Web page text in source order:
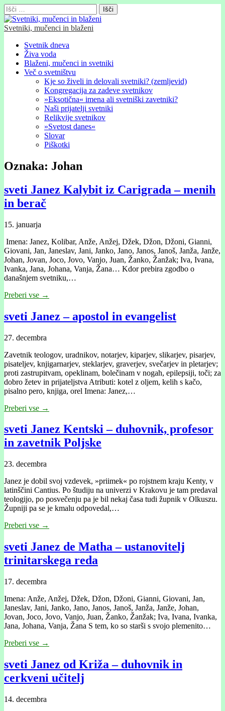
Išči:
Svetniki, mučenci in blaženi
Glavni
meni
Skip
content
Svetnik dneva
Živa voda
Blaženi, mučenci in svetniki
Več o svetništvu
Kje so živeli in delovali svetniki? (zemljevid)
Kongregacija za zadeve svetnikov
»Eksotična« imena ali svetniški zavetniki?
Naši prijatelji svetniki
Relikvije svetnikov
»Svetost danes«
Slovar
Piškotki
Oznaka: Johan
sveti Janez Kalybit iz Carigrada – menih
in berač
15. januarja
Imena: Janez, Kolibar, Anže, Anžej, Džek, Džon, Džoni, Gianni,
Giovani, Jan, Janeslav, Jani, Janko, Jano, Janos, Janoš, Janža, Janže,
Johan, Jovan, Joco, Jovo, Vanjo, Juan, Žanko, Žanžak; Iva, Ivana,
Ivanka, Jana, Johana, Vanja, Žana… Kdor prebira zgodbo o
današnjem svetniku,…
Preberi vse →
sveti Janez – apostol in evangelist
27. decembra
Zavetnik teologov, uradnikov, notarjev, kiparjev, slikarjev, pisarjev,
pisateljev, knjigarnarjev, steklarjev, graverjev, svečarjev in pletarjev;
proti zastrupitvam, opeklinam, bolečinam v nogah, epilepsiji, toči; za
dobro žetev in prijateljstva Atributi: kotel z oljem, kelih s kačo,
pisalno pero, knjiga, orel Imena: Janez,…
Preberi vse →
sveti Janez Kentski – duhovnik, profesor
in zavetnik Poljske
23. decembra
Janez je dobil svoj vzdevek, »priimek« po rojstnem kraju Kenty, v
latinščini Cantius. Po študiju na univerzi v Krakovu je tam predaval
teologijo, po posvečenju pa je bil nekaj časa tudi župnik v Olkuszu.
Župniji pa se je kmalu odpovedal,…
Preberi vse →
sveti Janez de Matha – ustanovitelj
trinitarskega reda
17. decembra
Imena: Anže, Anžej, Džek, Džon, Džoni, Gianni, Giovani, Jan,
Janeslav, Jani, Janko, Jano, Janos, Janoš, Janža, Janže, Johan,
Jovan, Joco, Jovo, Vanjo, Juan, Žanko, Žanžak; Iva, Ivana, Ivanka,
Jana, Johana, Vanja, Žana S tem, ko so starši s svojo plemenito…
Preberi vse →
sveti Janez od Križa – duhovnik in
cerkveni učitelj
14. decembra